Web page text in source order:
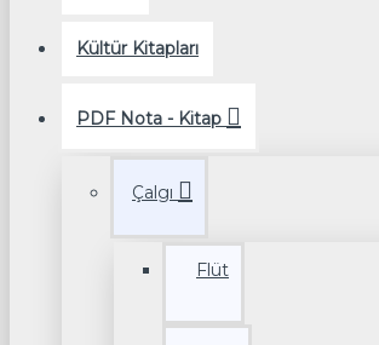
Kültür Kitapları
PDF Nota - Kitap
Çalgı
Flüt